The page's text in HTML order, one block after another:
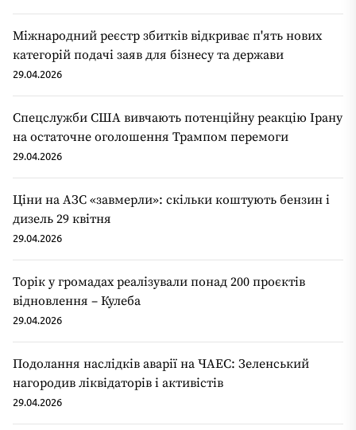
Міжнародний реєстр збитків відкриває п'ять нових
категорій подачі заяв для бізнесу та держави
29.04.2026
Спецслужби США вивчають потенційну реакцію Ірану
на остаточне оголошення Трампом перемоги
29.04.2026
Ціни на АЗС «завмерли»: скільки коштують бензин і
дизель 29 квітня
29.04.2026
Торік у громадах реалізували понад 200 проєктів
відновлення – Кулеба
29.04.2026
Подолання наслідків аварії на ЧАЕС: Зеленський
нагородив ліквідаторів і активістів
29.04.2026